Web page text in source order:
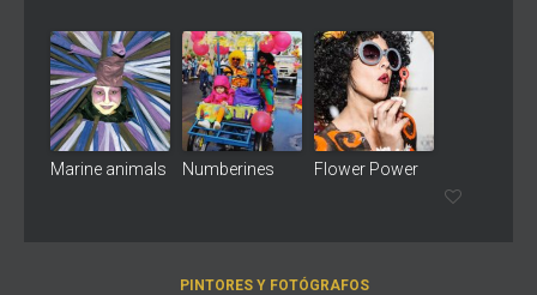
Marine animals Numberines Flower Power
PINTORES Y FOTÓGRAFOS